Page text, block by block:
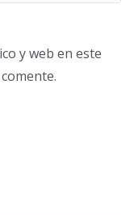
y web en este